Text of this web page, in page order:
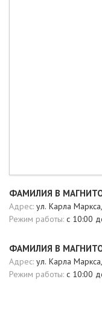
ФАМИЛИЯ В
Адрес: ул. Карла
Режим работы: c 10:00
ФАМИЛИЯ В
Адрес: ул. Карла
Режим работы: с 10:00